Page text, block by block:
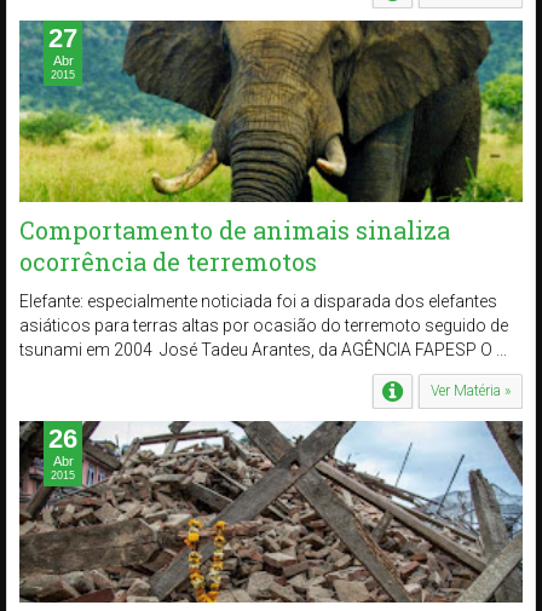
Comportamento de animais sinaliza
ocorrência de terremotos
Elefante: especialmente noticiada foi a disparada dos elefantes
asiáticos para terras altas por ocasião do terremoto seguido de
tsunami em 2004 José Tadeu Arantes, da AGÊNCIA FAPESP O ...
Ver Matéria »
27
Abr
2015
26
Abr
2015